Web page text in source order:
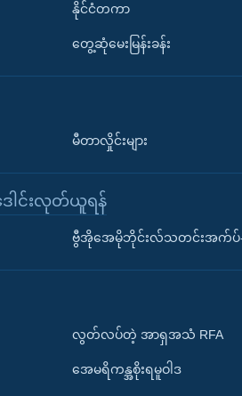
နိုင်ငံတကာ
တွေ့ဆုံမေးမြန်းခန်း
မီတာလှိုင်းများ
ါင်းလုတ်ယူရန်
ဗွီအိုအေမိုဘိုင်းလ်သတင်းအက်ပ်-
လွတ်လပ်တဲ့ အာရှအသံ RFA
အေမရိကန္အစိုးရမူဝါဒ